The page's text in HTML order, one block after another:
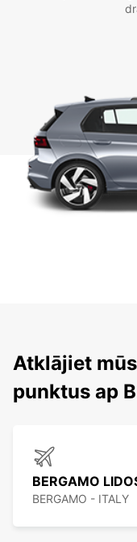
Atklājiet
punktus ap
BERGAMO
BERGAMO - ITALY